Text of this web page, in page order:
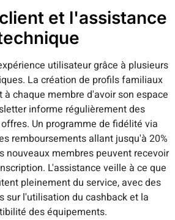
et l'assistance
utilisateur grâce à plusieurs
La création de profils familiaux
chaque membre d'avoir son espace
informe régulièrement des
Un programme de fidélité via
remboursements allant jusqu'à 20%
nouveaux membres peuvent recevoir
L'assistance veille à ce que
pleinement du service, avec des
sur l'utilisation du cashback et la
des équipements.